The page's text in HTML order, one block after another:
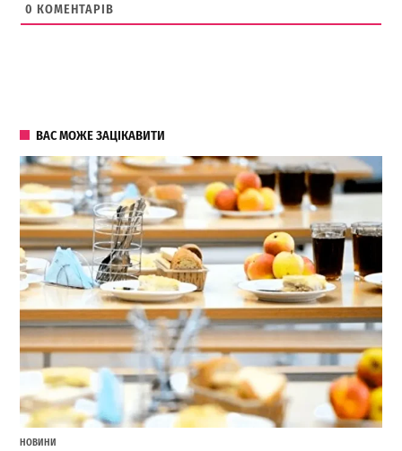
0 КОМЕНТАРІВ
ВАС МОЖЕ ЗАЦІКАВИТИ
НОВИНИ